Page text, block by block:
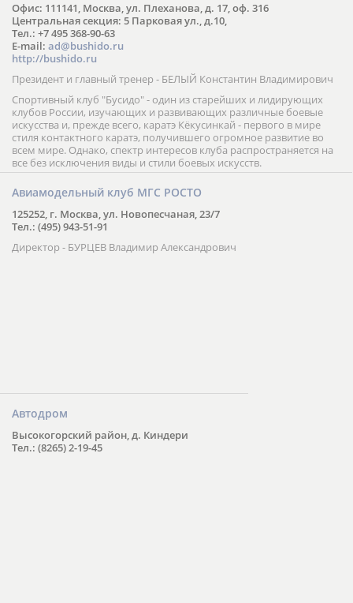
Офис: 111141, Москва, ул. Плеханова, д. 17, оф. 316
Центральная секция: 5 Парковая ул., д.10,
Тел.: +7 495 368-90-63
E-mail: ad@bushido.ru
http://bushido.ru
Президент и главный тренер - БЕЛЫЙ Константин Владимирович
Спортивный клуб "Бусидо" - один из старейших и лидирующих
клубов России, изучающих и развивающих различные боевые
искусства и, прежде всего, каратэ Кёкусинкай - первого в мире
стиля контактного каратэ, получившего огромное развитие во
всем мире. Однако, спектр интересов клуба распространяется на
все без исключения виды и стили боевых искусств.
Авиамодельный клуб МГС РОСТО
125252, г. Москва, ул. Новопесчаная, 23/7
Тел.: (495) 943-51-91
Директор - БУРЦЕВ Владимир Александрович
Автодром
Высокогорский район, д. Киндери
Тел.: (8265) 2-19-45